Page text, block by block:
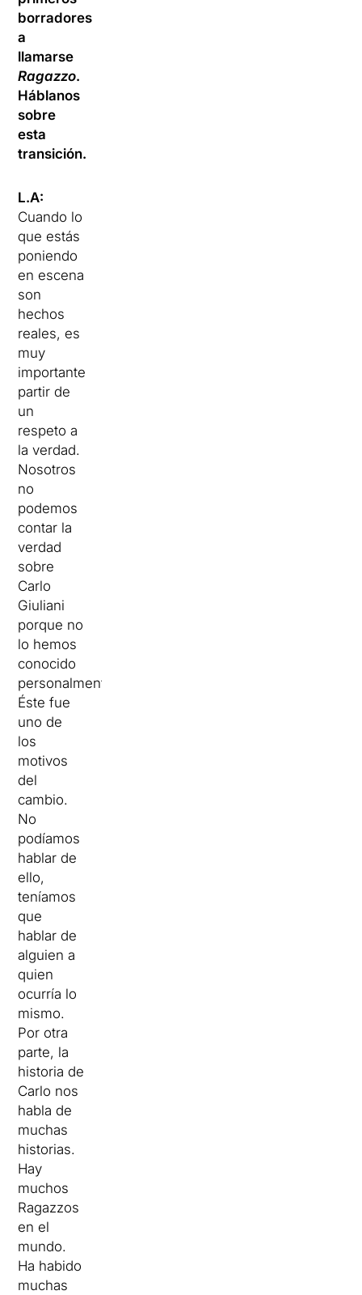
borradores
a
llamarse
Ragazzo.
Háblanos
sobre
esta
transición.
L.A:
Cuando lo
que estás
poniendo
en escena
son
hechos
reales, es
muy
importante
partir de
un
respeto a
la verdad.
Nosotros
no
podemos
contar la
verdad
sobre
Carlo
Giuliani
porque no
lo hemos
conocido
personalmente.
Éste fue
uno de
los
motivos
del
cambio.
No
podíamos
hablar de
ello,
teníamos
que
hablar de
alguien a
quien
ocurría lo
mismo.
Por otra
parte, la
historia de
Carlo nos
habla de
muchas
historias.
Hay
muchos
Ragazzos
en el
mundo.
Ha habido
muchas